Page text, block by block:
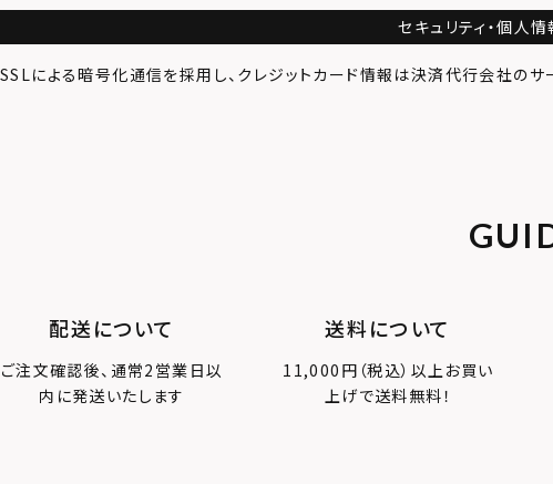
セキュリティ・個人
SSLによる暗号化通信を採用し、クレジットカード情報は決済代行会社のサ
配送について
ご注文確認後、通常2営業日以
内に発送いたします
送料について
11,000円（税込）以上お買い
上げで送料無料！